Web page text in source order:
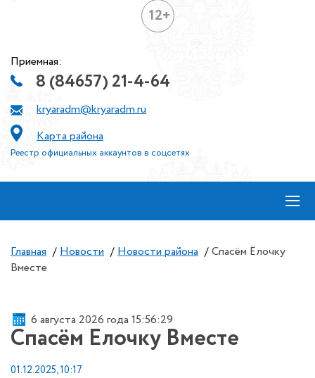
12+
Приемная:
8 (84657) 21-4-64
kryaradm@kryaradm.ru
Карта района
Реестр официальных аккаунтов в соцсетях
≡
Главная / Новости / Новости района / Спасём Ёлочку
Вместе
6 августа 2026 года 15:56:29
Спасём Ёлочку Вместе
01.12.2025, 10:17